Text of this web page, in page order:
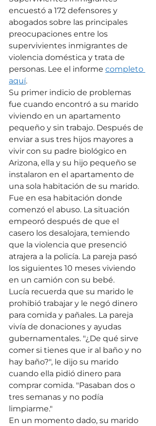
encuestó a 172 defensores y
abogados sobre las principales
preocupaciones entre los
supervivientes inmigrantes de
violencia doméstica y trata de
personas. Lee el informe completo
aquí.
Su primer indicio de problemas
fue cuando encontró a su marido
viviendo en un apartamento
pequeño y sin trabajo. Después de
enviar a sus tres hijos mayores a
vivir con su padre biológico en
Arizona, ella y su hijo pequeño se
instalaron en el apartamento de
una sola habitación de su marido.
Fue en esa habitación donde
comenzó el abuso. La situación
empeoró después de que el
casero los desalojara, temiendo
que la violencia que presenció
atrajera a la policía. La pareja pasó
los siguientes 10 meses viviendo
en un camión con su bebé.
Lucía recuerda que su marido le
prohibió trabajar y le negó dinero
para comida y pañales. La pareja
vivía de donaciones y ayudas
gubernamentales. "¿De qué sirve
comer si tienes que ir al baño y no
hay baño?", le dijo su marido
cuando ella pidió dinero para
comprar comida. "Pasaban dos o
tres semanas y no podía
limpiarme."
En un momento dado, su marido